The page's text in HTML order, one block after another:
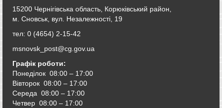
15200 Чернігівська область, Корюківський район,
м. Сновськ, вул. Незалежності, 19
тел: 0 (4654) 2-15-42
msnovsk_post@cg.gov.ua
Графік роботи:
Понеділок 08:00 – 17:00
Вівторок 08:00 – 17:00
Середа 08:00 – 17:00
Четвер 08:00 – 17:00